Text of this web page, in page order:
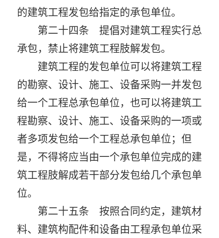
的建筑工程发包给指定的承包单位。
第二十四条 提倡对建筑工程实行总
承包，禁止将建筑工程肢解发包。
建筑工程的发包单位可以将建筑工程
的勘察、设计、施工、设备采购一并发包
给一个工程总承包单位，也可以将建筑工
程勘察、设计、施工、设备采购的一项或
者多项发包给一个工程总承包单位；但
是，不得将应当由一个承包单位完成的建
筑工程肢解成若干部分发包给几个承包单
位。
第二十五条 按照合同约定，建筑材
料、建筑构配件和设备由工程承包单位采